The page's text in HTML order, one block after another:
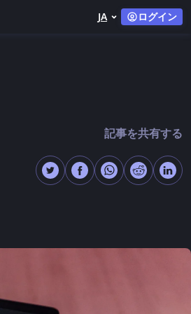
JA ログイン
記事を共有する